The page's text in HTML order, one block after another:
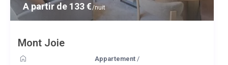
A partir de 133 €/nuit
Mont Joie
Appartement /